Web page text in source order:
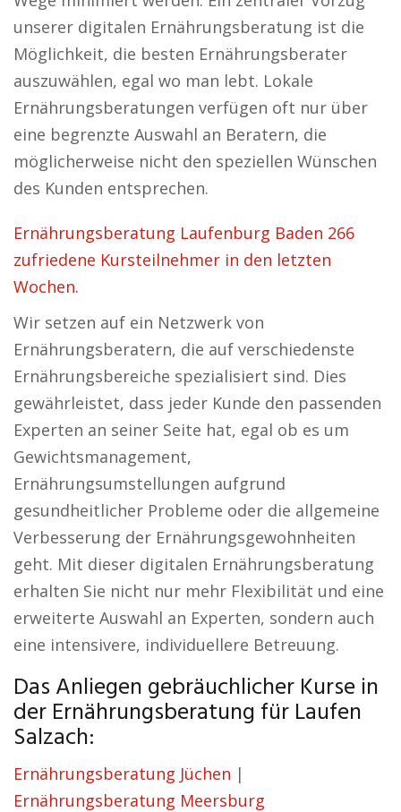
unserer digitalen Ernährungsberatung ist die
Möglichkeit, die besten Ernährungsberater
auszuwählen, egal wo man lebt. Lokale
Ernährungsberatungen verfügen oft nur über
eine begrenzte Auswahl an Beratern, die
möglicherweise nicht den speziellen Wünschen
des Kunden entsprechen.
Ernährungsberatung Laufenburg Baden 266
zufriedene Kursteilnehmer in den letzten
Wochen.
Wir setzen auf ein Netzwerk von
Ernährungsberatern, die auf verschiedenste
Ernährungsbereiche spezialisiert sind. Dies
gewährleistet, dass jeder Kunde den passenden
Experten an seiner Seite hat, egal ob es um
Gewichtsmanagement,
Ernährungsumstellungen aufgrund
gesundheitlicher Probleme oder die allgemeine
Verbesserung der Ernährungsgewohnheiten
geht. Mit dieser digitalen Ernährungsberatung
erhalten Sie nicht nur mehr Flexibilität und eine
erweiterte Auswahl an Experten, sondern auch
eine intensivere, individuellere Betreuung.
Das Anliegen gebräuchlicher Kurse in
der Ernährungsberatung für Laufen
Salzach:
Ernährungsberatung Jüchen |
Ernährungsberatung Meersburg